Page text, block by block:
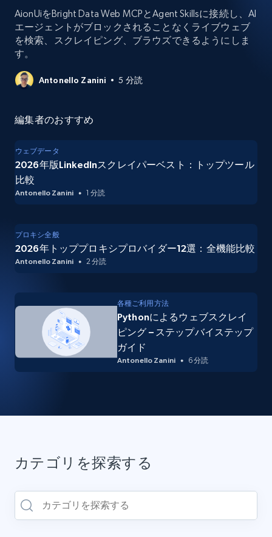
AionUiをBright Data Web MCPとAgent Skillsに接続し、AI
エージェントがブロックされることなくライブウェブ
を検索、スクレイピング、ブラウズできるようにしま
す。
Antonello Zanini 5 分読
編集者のおすすめ
ウェブデータ
2026年版LinkedInスクレイパーベスト：トップツール
比較
Antonello Zanini 1 分読
プロキシ全般
2026年トッププロキシプロバイダー12選：全機能比較
Antonello Zanini 2 分読
各種ご利用方法
Pythonによるウェブスクレイ
ピング – ステップバイステップ
ガイド
Antonello Zanini 6 分読
カテゴリを探索する